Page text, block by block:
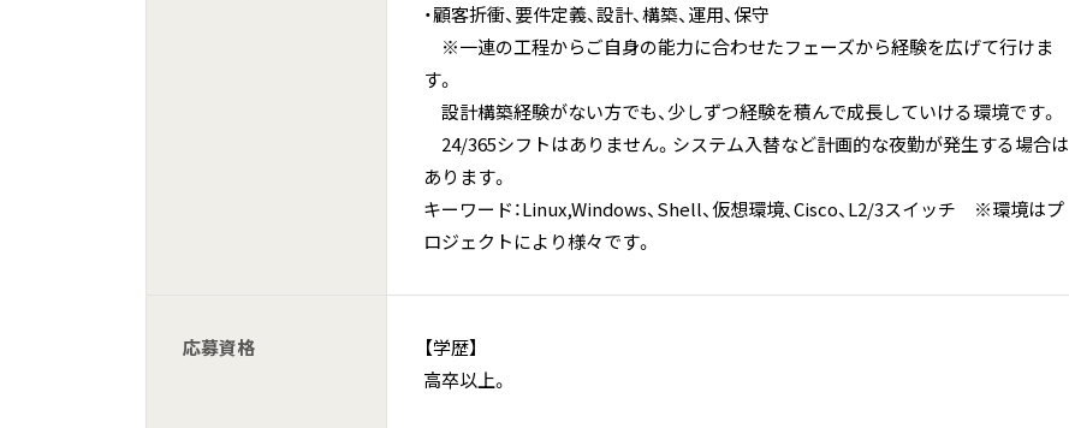
・顧客折衝、要件定義、設計、構築、運用、保守
※一連の工程からご自身の能力に合わせたフェーズから経験を広げて行けま
す。
設計構築経験がない方でも、少しずつ経験を積んで成長していける環境です。
24/365シフトはありません。システム入替など計画的な夜勤が発生する場合は
あります。
キーワード：Linux,Windows、Shell、仮想環境、Cisco、L2/3スイッチ ※環境はプ
ロジェクトにより様々です。
応募資格
【学歴】
高卒以上。